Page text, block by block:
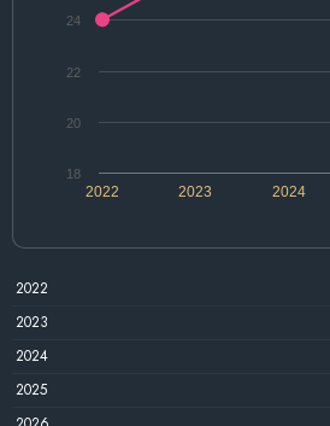
2022 2024
2023
18
20
22
24
2022
2023
2024
2025